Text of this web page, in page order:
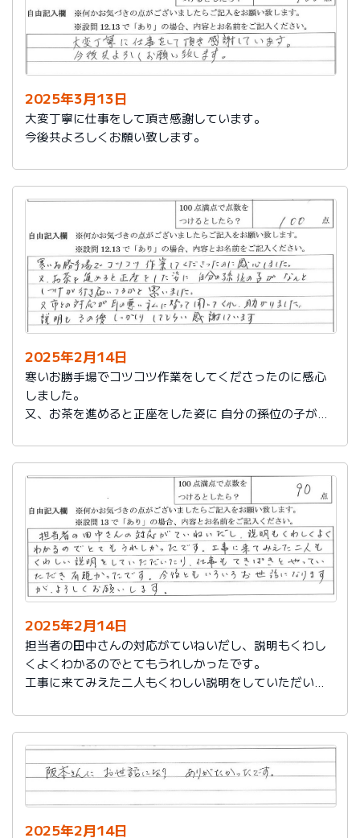
2025年3月13日
大変丁寧に仕事をして頂き感謝しています。
今後共よろしくお願い致します。
2025年2月14日
寒いお勝手場でコツコツ作業をしてくださったのに感心
しました。
又、お茶を進めると正座をした姿に 自分の孫位の子がな
又、市との対応が耳の悪い私に代わって聞いてくれ助か
りました。
説明もその後しっかりしてもらい感謝しています。
2025年2月14日
担当者の田中さんの対応がていねいだし、説明もくわし
くよくわかるのでとてもうれしかったです。
工事に来てみえた二人もくわしい説明をしていただいた
今後ともいろいろお世話になりますが、よろしくお願い
します。
2025年2月14日